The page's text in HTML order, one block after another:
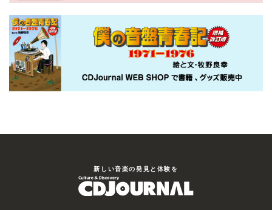
新しい⾳楽の発⾒と体験を